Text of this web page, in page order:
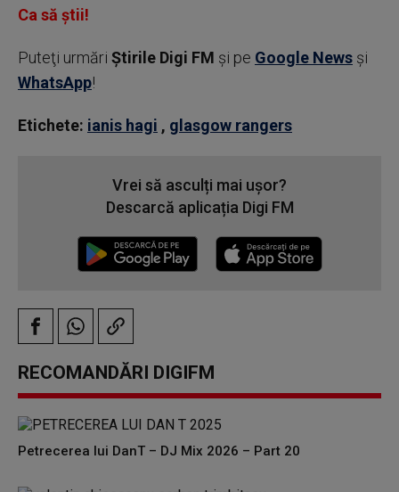
Ca să știi!
Puteţi urmări Știrile Digi FM şi pe Google News şi
WhatsApp!
Etichete: ianis hagi , glasgow rangers
Vrei să asculți mai ușor?
Descarcă aplicația Digi FM
RECOMANDĂRI DIGIFM
Petrecerea lui DanT – DJ Mix 2026 – Part 20